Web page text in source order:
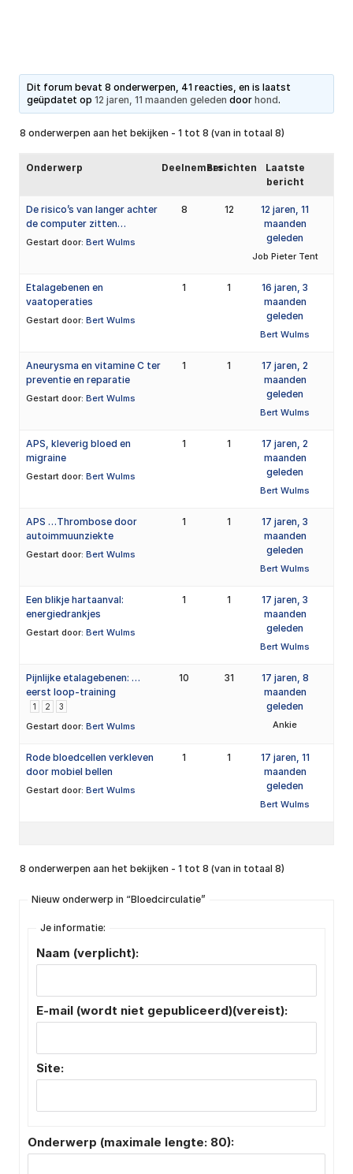
Dit forum bevat 8 onderwerpen, 41 reacties, en is laatst
geüpdatet op12 jaren, 11 maanden geleden doorhond.
8 onderwerpen aan het bekijken - 1 tot 8 (van in totaal 8)
Onderwerp DeelnemersBerichten
Laatste
bericht
De risico’s van langer achter
de computer zitten…
Gestart door: Bert Wulms
8 12
12 jaren, 11
maanden
geleden
Job Pieter Tent
Etalagebenen en
vaatoperaties
Gestart door: Bert Wulms
1 1
16 jaren, 3
maanden
geleden
Bert Wulms
Aneurysma en vitamine C ter
preventie en reparatie
Gestart door: Bert Wulms
1 1
17 jaren, 2
maanden
geleden
Bert Wulms
APS, kleverig bloed en
migraine
Gestart door: Bert Wulms
1 1
17 jaren, 2
maanden
geleden
Bert Wulms
APS …Thrombose door
autoimmuunziekte
Gestart door: Bert Wulms
1 1
17 jaren, 3
maanden
geleden
Bert Wulms
Een blikje hartaanval:
energiedrankjes
Gestart door: Bert Wulms
1 1
17 jaren, 3
maanden
geleden
Bert Wulms
Pijnlijke etalagebenen: …
eerst loop-training
1 2 3
Gestart door: Bert Wulms
10 31
17 jaren, 8
maanden
geleden
Ankie
Rode bloedcellen verkleven
door mobiel bellen
Gestart door: Bert Wulms
1 1
17 jaren, 11
maanden
geleden
Bert Wulms
8 onderwerpen aan het bekijken - 1 tot 8 (van in totaal 8)
Nieuw onderwerp in “Bloedcirculatie”
Je informatie:
Naam (verplicht):
E-mail (wordt niet gepubliceerd)(vereist):
Site:
Onderwerp (maximale lengte: 80):